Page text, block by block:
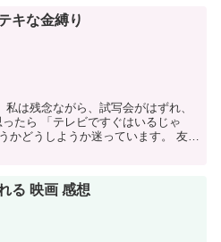
キな金縛り
は残念ながら、試写会がはずれ、
たら 「テレビですぐはいるじゃ
かどうしようか迷っています。 友人
る 映画 感想